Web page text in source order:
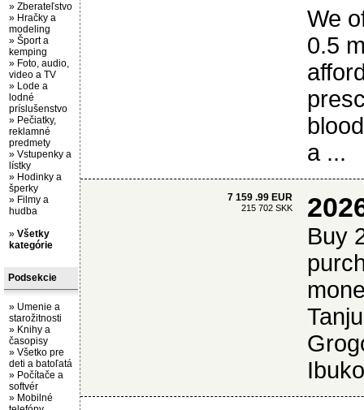
» Zberateľstvo
» Hračky a
modeling
» Šport a
kemping
» Foto, audio,
video a TV
» Lode a
lodné
príslušenstvo
» Pečiatky,
reklamné
predmety
» Vstupenky a
lístky
» Hodinky a
šperky
» Filmy a
hudba
» Všetky
kategórie
Podsekcie
» Umenie a
starožitnosti
» Knihy a
časopisy
» Všetko pre
deti a batoľatá
» Počítače a
softvér
» Mobilné
We
0.5
a ...
7 159 .99 EUR
215 702 SKK
Buy